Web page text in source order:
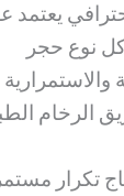
نوع حجر
والاستمرارية
الرخام
تكرار